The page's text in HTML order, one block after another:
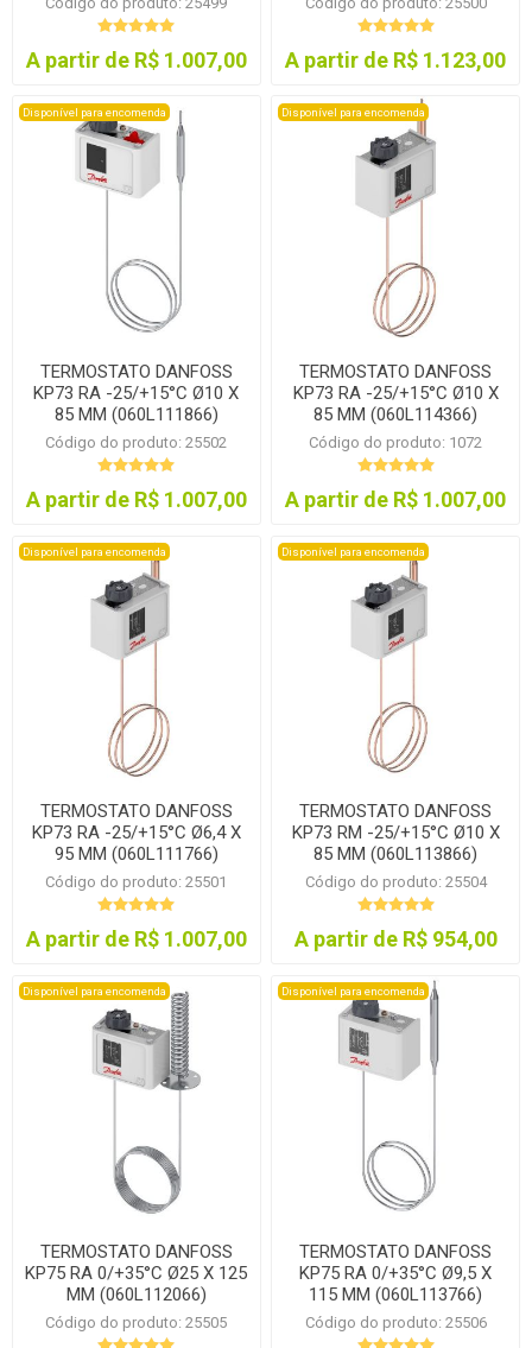
A partir de R$ 1.007,00 A partir de R$ 1.123,00
Disponível para encomenda
TERMOSTATO DANFOSS
KP73 RA -25/+15°C Ø10 X
85 MM (060L111866)
Código do produto: 25502
A partir de R$ 1.007,00
Disponível para encomenda
TERMOSTATO DANFOSS
KP73 RA -25/+15°C Ø10 X
85 MM (060L114366)
Código do produto: 1072
A partir de R$ 1.007,00
Disponível para encomenda
TERMOSTATO DANFOSS
KP73 RA -25/+15°C Ø6,4 X
95 MM (060L111766)
Código do produto: 25501
A partir de R$ 1.007,00
Disponível para encomenda
TERMOSTATO DANFOSS
KP73 RM -25/+15°C Ø10 X
85 MM (060L113866)
Código do produto: 25504
A partir de R$ 954,00
Disponível para encomenda
TERMOSTATO DANFOSS
KP75 RA 0/+35°C Ø25 X 125
MM (060L112066)
Código do produto: 25505
Disponível para encomenda
TERMOSTATO DANFOSS
KP75 RA 0/+35°C Ø9,5 X
115 MM (060L113766)
Código do produto: 25506